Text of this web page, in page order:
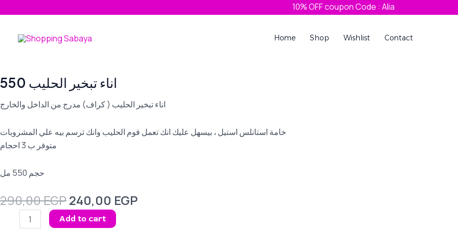
content
10% OFF coupon Code : Alia
Home Shop Wishlist Contact
اناء تبخير الحليب 550
اناء تبخير الحليب ( كراف) مدرج من الداخل والخارج
خامة استانلس استيل ، بيسهل عليك انك تعمل فوم الحليب وانك ترسم بيه علي المشروبات
متوفر ب 3 احجام
حجم 550 مل
290,00EGPOriginal
price
240,00 EGPCurrent
Add to cart